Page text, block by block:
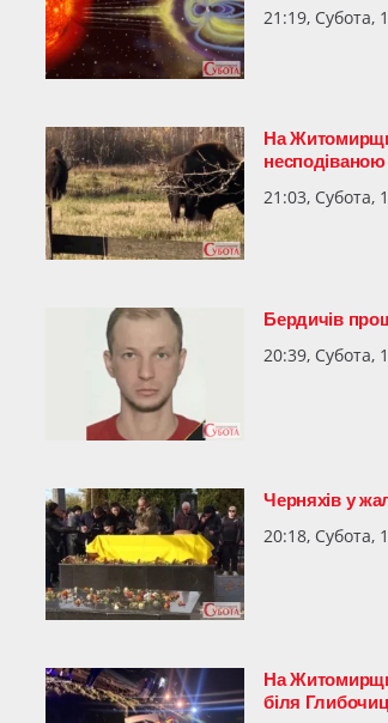
21:19, Субота,
На
21:03, Субота,
Бердичів
20:39, Субота,
Черняхів у
20:18, Субота,
На
біля